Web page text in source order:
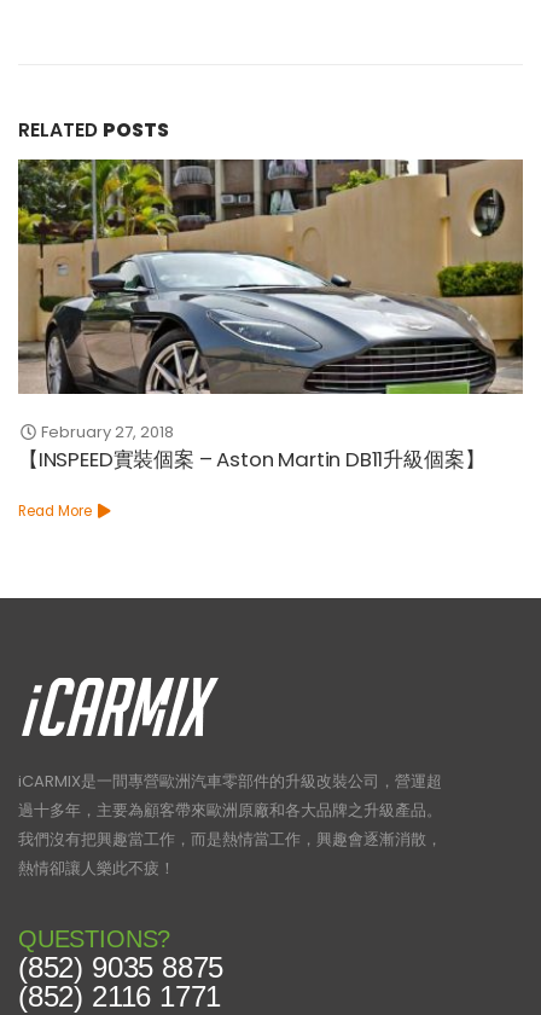
RELATED POSTS
February 27, 2018
【INSPEED實裝個案 – Aston Martin DB11升級個案】
Read More
iCARMIX是一間專營歐洲汽車零部件的升級改裝公司，營運超
過十多年，主要為顧客帶來歐洲原廠和各大品牌之升級產品。
我們沒有把興趣當工作，而是熱情當工作，興趣會逐漸消散，
熱情卻讓人樂此不疲！
QUESTIONS?
(852) 9035 8875
(852) 2116 1771